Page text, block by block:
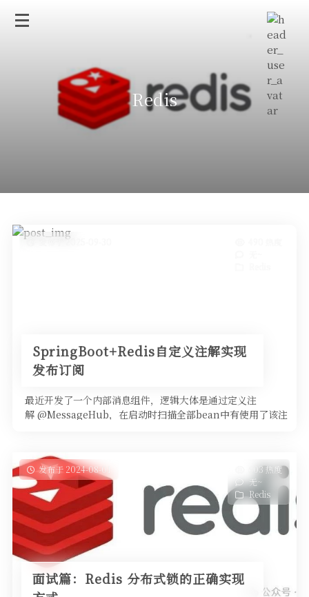
Redis
发布于 2025-09-30
SpringBoot+Redis自定义注解实现
发布订阅
最近开发了一个内部消息组件，逻辑大体是通过定义注
解 @MessageHub，在启动时扫描全部bean中有使用了该注
发布于 2024-08-01
603 热度
无~
Redis
面试篇：Redis 分布式锁的正确实现